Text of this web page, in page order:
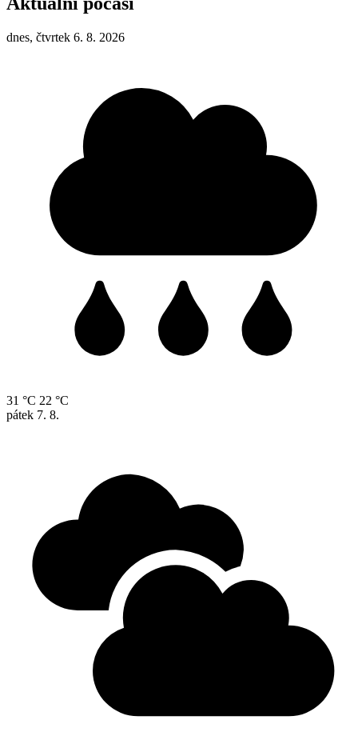
dnes, čtvrtek 6. 8. 2026
31 °C 22 °C
pátek 7. 8.